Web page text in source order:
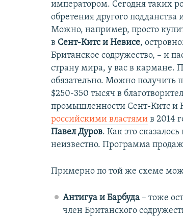
императором. Сегодня таких
обретения другого
Можно, например, просто
в Сент-Китс и Невисе,
Британское содружество, – и
страну мира, у вас в кармане.
обязательно. Можно получить
$250-350 тысяч в
промышленности Сент-Китс и
российскими властями в 2014
Павел Дуров. Как это
неизвестно. Программа
Примерно по той же схеме
Антигуа и Барбуда– тоже
член Британского